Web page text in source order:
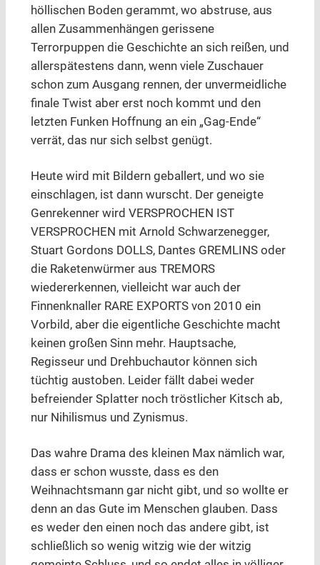
höllischen Boden gerammt, wo abstruse, aus
allen Zusammenhängen gerissene
Terrorpuppen die Geschichte an sich reißen, und
allerspätestens dann, wenn viele Zuschauer
schon zum Ausgang rennen, der unvermeidliche
finale Twist aber erst noch kommt und den
letzten Funken Hoffnung an ein „Gag-Ende“
verrät, das nur sich selbst genügt.
Heute wird mit Bildern geballert, und wo sie
einschlagen, ist dann wurscht. Der geneigte
Genrekenner wird VERSPROCHEN IST
VERSPROCHEN mit Arnold Schwarzenegger,
Stuart Gordons DOLLS, Dantes GREMLINS oder
die Raketenwürmer aus TREMORS
wiedererkennen, vielleicht war auch der
Finnenknaller RARE EXPORTS von 2010 ein
Vorbild, aber die eigentliche Geschichte macht
keinen großen Sinn mehr. Hauptsache,
Regisseur und Drehbuchautor können sich
tüchtig austoben. Leider fällt dabei weder
befreiender Splatter noch tröstlicher Kitsch ab,
nur Nihilismus und Zynismus.
Das wahre Drama des kleinen Max nämlich war,
dass er schon wusste, dass es den
Weihnachtsmann gar nicht gibt, und so wollte er
denn an das Gute im Menschen glauben. Dass
es weder den einen noch das andere gibt, ist
schließlich so wenig witzig wie der witzig